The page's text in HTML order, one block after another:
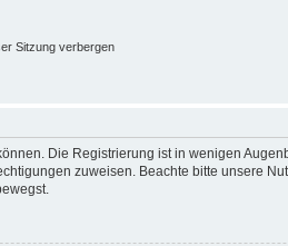
Sitzung verbergen
Die Registrierung ist in wenigen
zuweisen. Beachte bitte unsere